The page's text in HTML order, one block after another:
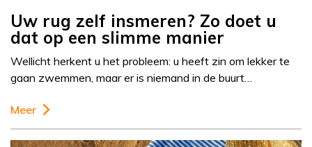
Uw rug zelf insmeren? Zo doet u
dat op een slimme manier
Wellicht herkent u het probleem: u heeft zin om lekker te
gaan zwemmen, maar er is niemand in de buurt…
Meer